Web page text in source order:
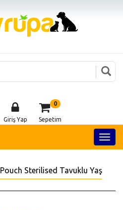
Giriş Yap
0
Sepetim
Sterilised Tavuklu Yaş